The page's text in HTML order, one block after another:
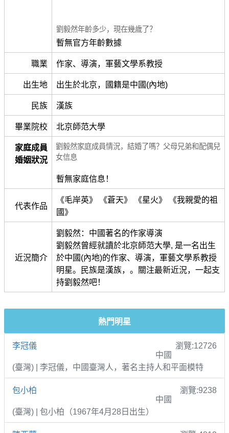
劉毅然年齡多少，現在幾歲了？
暫無官方年齡數據
職業 作家、導演，軍藝文學系教授
出生地 出生於北京，國籍是中國(內地)
民族 漢族
畢業院校 北京師范大學
家庭成員
婚姻狀況
劉毅然家庭成員情況，結婚了嗎？父母兄弟和配偶兒
女信息
暫無家庭信息！
代表作品
《毛岸英》 《蒼天》 《星火》 《我親愛的祖
國》
近況簡介
劉毅然：中國著名的作家導演
劉毅然曾經就讀於北京師范大學, 是一名出生
於中國(內地)的作家、導演，軍藝文學系教授
明星。民族是漢族，。關注最新近況，一起支
持劉毅然吧！
熱門明星
李冠儀
瀏覽:12726
中國
(臺灣) | 李冠儀，中國臺灣人，著名主持人和平面模特
包小柏
瀏覽:9238
中國
(臺灣) | 包小柏（1967年4月28日出生）